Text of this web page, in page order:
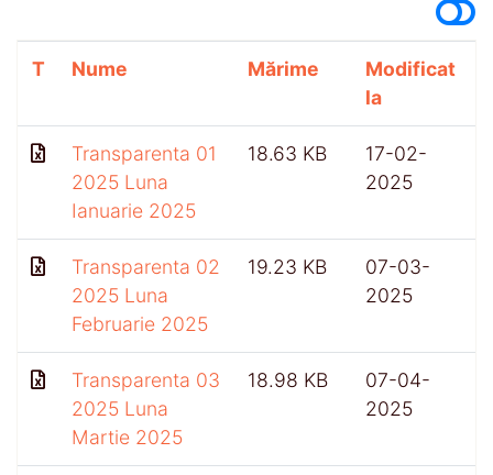
T Nume Mărime
Modificat
la
Transparenta 01
2025 Luna
Ianuarie 2025
18.63 KB
17-02-
2025
Transparenta 02
2025 Luna
Februarie 2025
19.23 KB
07-03-
2025
Transparenta 03
2025 Luna
Martie 2025
18.98 KB
07-04-
2025